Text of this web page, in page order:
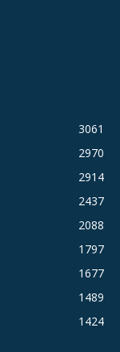
3061
2970
2914
2437
2088
1797
1677
1489
1424